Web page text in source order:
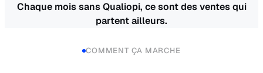
Chaque mois sans Qualiopi, ce sont des ventes qui
partent ailleurs.
COMMENT ÇA MARCHE